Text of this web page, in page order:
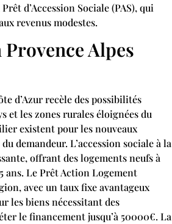
d’Accession Sociale (PAS), qui
revenus modestes.
Alpes
d’Azur recèle des possibilités
et les zones rurales éloignées du
existent pour les nouveaux
demandeur. L’accession sociale à la
offrant des logements neufs à
ans. Le Prêt Action Logement
avec un taux fixe avantageux
les biens nécessitant des
le financement jusqu’à 50000€. La